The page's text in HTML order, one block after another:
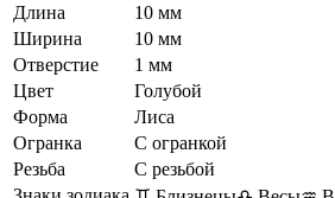
Длина
10 мм
Ширина
10 мм
Отверстие
1 мм
Цвет
Голубой
Форма
Лиса
Огранка
С огранкой
Резьба
С резьбой